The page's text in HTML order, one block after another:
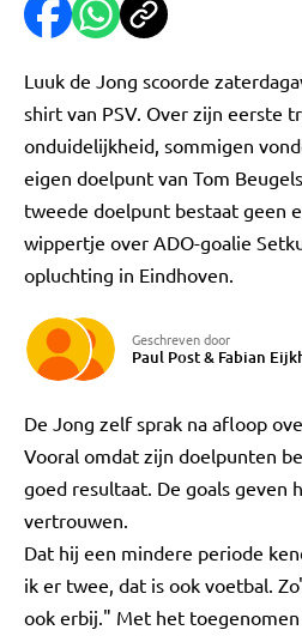
Luuk de Jong scoorde
shirt van PSV. Over zijn eerste
onduidelijkheid, sommigen
eigen doelpunt van Tom
tweede doelpunt bestaat geen
wippertje over ADO-goalie
opluchting in Eindhoven.
Geschreven door
Paul Post& Fabian
De Jong zelf sprak na afloop
Vooral omdat zijn doelpunten
goed resultaat. De goals geven
vertrouwen.
Dat hij een mindere periode
ik er twee, dat is ook voetbal.
ook erbij." Met het